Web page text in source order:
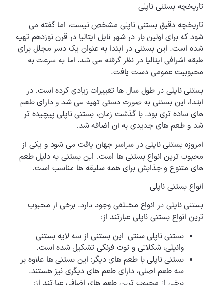
تاریخچه بستنی ناپلی
تاریخچه دقیق بستنی ناپلی مشخص نیست، اما گفته می
شود که برای اولین بار در شهر ناپل ایتالیا در قرن نوزدهم تهیه
شده است. این بستنی در ابتدا به عنوان یک دسر مجلل برای
طبقه اشرافی ایتالیا در نظر گرفته می شد، اما به سرعت به
محبوبیت عمومی دست یافت.
بستنی ناپلی در طول سال ها تغییرات زیادی کرده است. در
ابتدا، این بستنی به صورت دستی تهیه می شد و دارای طعم
های ساده تری بود. با گذشت زمان، بستنی ناپلی پیچیده تر
شد و طعم های جدیدی به آن اضافه شد.
امروزه بستنی ناپلی در سراسر جهان یافت می شود و یکی از
محبوب ترین انواع بستنی ها است. این بستنی به دلیل طعم
های متنوع و جذابش برای همه سلیقه ها مناسب است.
انواع بستنی ناپلی
بستنی ناپلی در انواع مختلفی وجود دارد. برخی از محبوب
ترین انواع بستنی ناپلی عبارتند از:
بستنی ناپلی سنتی: این بستنی از سه لایه بستنی
وانیلی، شکلاتی و توت فرنگی تشکیل شده است.
بستنی ناپلی با طعم های دیگر: این بستنی ها علاوه بر
سه طعم اصلی، دارای طعم های دیگری نیز هستند.